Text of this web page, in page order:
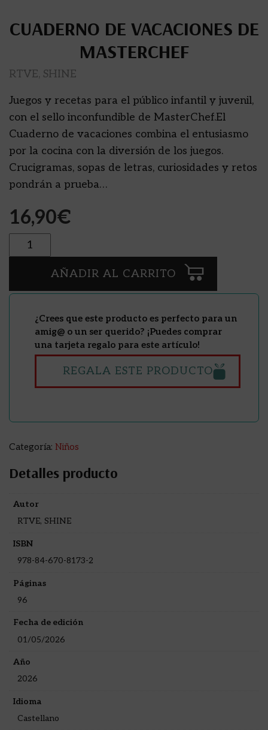
CUADERNO DE VACACIONES DE
MASTERCHEF
RTVE, SHINE
Juegos y recetas para el público infantil y juvenil,
con el sello inconfundible de MasterChef.El
Cuaderno de vacaciones combina el entusiasmo
por la cocina con la diversión de los juegos.
Crucigramas, sopas de letras, curiosidades y retos
pondrán a prueba…
16,90€
Cantidad
AÑADIR AL CARRITO
¿Crees que este producto es perfecto para un
amig@ o un ser querido? ¡Puedes comprar
una tarjeta regalo para este artículo!
REGALA ESTE PRODUCTO
Categoría: Niños
Detalles producto
Autor
RTVE, SHINE
ISBN
978-84-670-8173-2
Páginas
96
Fecha de edición
01/05/2026
Año
2026
Idioma
Castellano